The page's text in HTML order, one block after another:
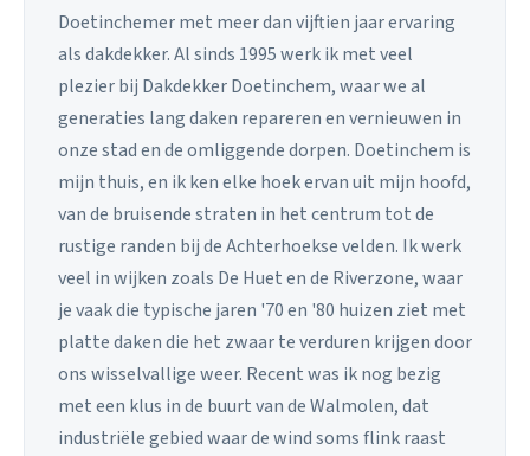
Doetinchemer met meer dan vijftien jaar ervaring
als dakdekker. Al sinds 1995 werk ik met veel
plezier bij Dakdekker Doetinchem, waar we al
generaties lang daken repareren en vernieuwen in
onze stad en de omliggende dorpen. Doetinchem is
mijn thuis, en ik ken elke hoek ervan uit mijn hoofd,
van de bruisende straten in het centrum tot de
rustige randen bij de Achterhoekse velden. Ik werk
veel in wijken zoals De Huet en de Riverzone, waar
je vaak die typische jaren '70 en '80 huizen ziet met
platte daken die het zwaar te verduren krijgen door
ons wisselvallige weer. Recent was ik nog bezig
met een klus in de buurt van de Walmolen, dat
industriële gebied waar de wind soms flink raast